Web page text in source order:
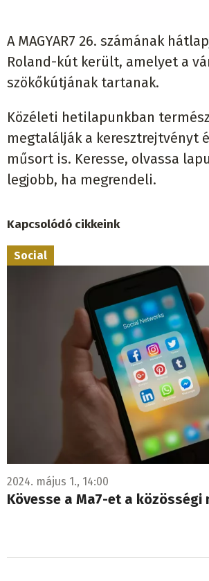
A MAGYAR7 26. számának
Roland-kút került, amelyet a
szökőkútjának tartanak.
Közéleti hetilapunkban
megtalálják a keresztrejtvényt
műsort is. Keresse, olvassa
legjobb, ha megrendeli.
Kapcsolódó cikkeink
Social
2024. május 1., 14:00
Kövesse a Ma7-et a közösségi